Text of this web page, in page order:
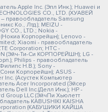
Apple Inc. (Эпл Инк.); Huawei и
CO., LTD. (ХУАВЕЙ
Samsung
Ко., Лтд.); MEIZU -
CO., LTD.; Nokia -
Корпорейшн); Lenovo -
Xiaomi - правообладатель
Corporation; HTC -
(Эйч-Ти-Си КОРПОРЕЙШН); LG -
Philips - правообладатель
Н.В.); Sony -
Корпорейшн); ASUS -
Inc. (Асустек Компьютер
Acer Incorporated (Эйсер
Dell Inc.(Делл Инк.); HP -
Group LLC (ЭйчПи Хьюлетт
KABUSHIKI KAISHA
(КАБУШИКИ КАЙША